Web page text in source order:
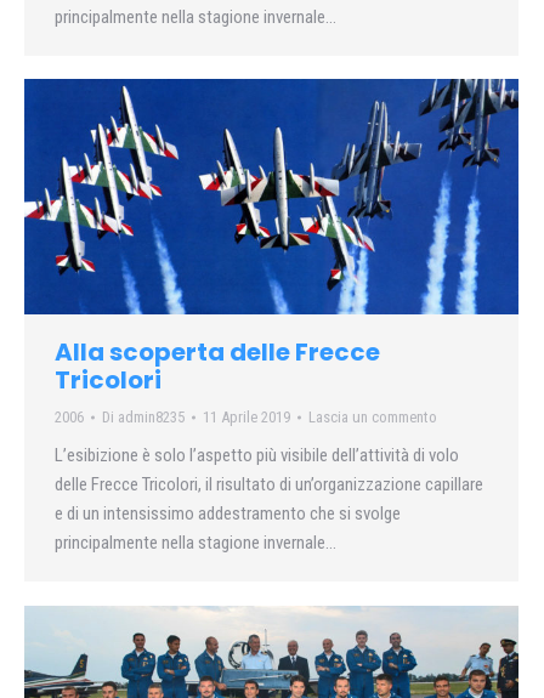
principalmente nella stagione invernale…
Alla scoperta delle Frecce
Tricolori
2006 Di admin8235 11 Aprile 2019 Lascia un commento
L’esibizione è solo l’aspetto più visibile dell’attività di volo
delle Frecce Tricolori, il risultato di un’organizzazione capillare
e di un intensissimo addestramento che si svolge
principalmente nella stagione invernale…